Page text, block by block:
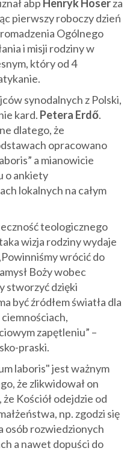
abp Henryk Hoserza
pierwszy roboczy dzień
Ogólnego
i misji rodziny w
który od 4
synodalnych z Polski,
kard. Petera Erdő.
dlatego, że
opracowano
a mianowicie
o ankiety
lokalnych na całym
teologicznego
wizja rodziny wydaje
wrócić do
Boży wobec
stworzyć dzięki
być źródłem światła dla
zapętleniu” –
praski.
laboris" jest ważnym
że zlikwidował on
Kościół odejdzie od
np. zgodzi się
osób rozwiedzionych
a nawet dopuści do